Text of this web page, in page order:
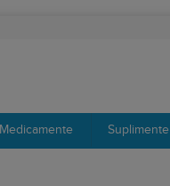
Medicamente Suplimente